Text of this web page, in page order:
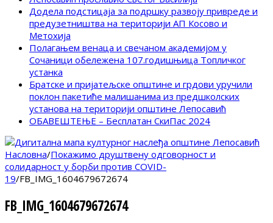
Додела подстицаја за подршку развоју привреде и
предузетништва на територији АП Косово и
Метохија
Полагањем венаца и свечаном академијом у
Сочаници обележена 107.годишњица Топличког
устанка
Братске и пријатељске општине и грдови уручили
поклон пакетиће малишанима из предшколских
установа на територији општине Лепосавић
ОБАВЕШТЕЊЕ – Бесплатан СкиПас 2024
Насловна/Покажимо друштвену одговорност и
солидарност у борби против COVID-
19/FB_IMG_1604679672674
FB_IMG_1604679672674